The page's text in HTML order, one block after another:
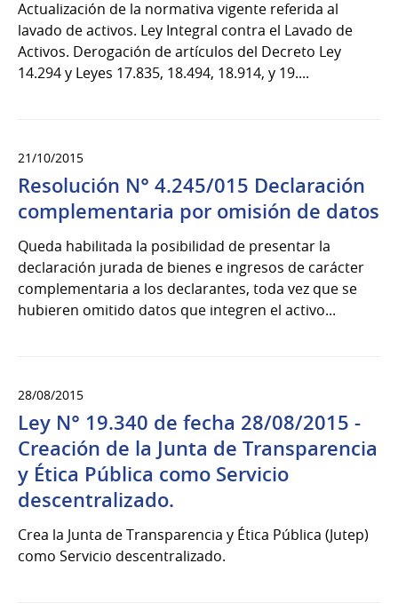
Actualización de la normativa vigente referida al
lavado de activos. Ley Integral contra el Lavado de
Activos. Derogación de artículos del Decreto Ley
14.294 y Leyes 17.835, 18.494, 18.914, y 19....
21/10/2015
Resolución N° 4.245/015 Declaración
complementaria por omisión de datos
Queda habilitada la posibilidad de presentar la
declaración jurada de bienes e ingresos de carácter
complementaria a los declarantes, toda vez que se
hubieren omitido datos que integren el activo...
28/08/2015
Ley N° 19.340 de fecha 28/08/2015 -
Creación de la Junta de Transparencia
y Ética Pública como Servicio
descentralizado.
Crea la Junta de Transparencia y Ética Pública (Jutep)
como Servicio descentralizado.